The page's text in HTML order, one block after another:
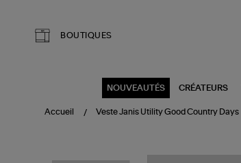
BOUTIQUES
NOUVEAUTÉS CRÉATEURS
Accueil Veste Janis Utility Good Country Days